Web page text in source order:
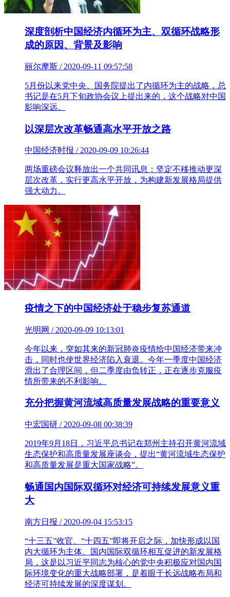
深度剖析中国经济内循环为主、双循环战略形
成的原因、背景及影响
丽尔摩斯 / 2020-09-11 09:57:58
5月份以来党中央、国务院提出了内循环为主的战略，总
书记是在5月下旬政协会议上提出来的，这个战略对中国
影响深远。
以深层次改革畅通高水平开放之路
中国经济时报 / 2020-09-09 10:26:44
两场重磅会议释放出一个共同讯息：坚定不移推动更深
层次改革，实行更高水平开放，为构建新发展格局提供
强大动力。
疫情之下的中国经济处于稳步复苏通道
光明网 / 2020-09-09 10:13:01
今年以来，突如其来的新冠肺炎疫情给中国经济带来冲
击，同时也使世界经济陷入衰退。今年一季度中国经济
滑出了合理区间，但二季度由负转正，正在逐步克服疫
情所带来的不利影响。
充分把握黄河流域高质量发展战略的重要意义
中宏国研 / 2020-09-08 00:38:39
2019年9月18日，习近平总书记在郑州主持召开黄河流域
生态保护和高质量发展座谈会，提出“黄河流域生态保护
和高质量发展是重大国家战略”。
畅通国内国际双循环对经济可持续发展意义重
大
南方日报 / 2020-09-04 15:53:15
“十三五”收官、“十四五”即将开启之际，加快形成以国
内大循环为主体、国内国际双循环相互促进的新发展格
局，这是以习近平同志为核心的党中央积极应对国内国
际环境变化的重大战略部署，是着眼于长远战略布局和
经济可持续发展的深度谋划。